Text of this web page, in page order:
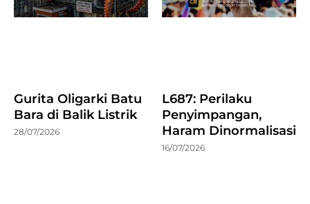
Gurita Oligarki Batu
Bara di Balik Listrik
28/07/2026
L687: Perilaku
Penyimpangan,
Haram Dinormalisasi
16/07/2026